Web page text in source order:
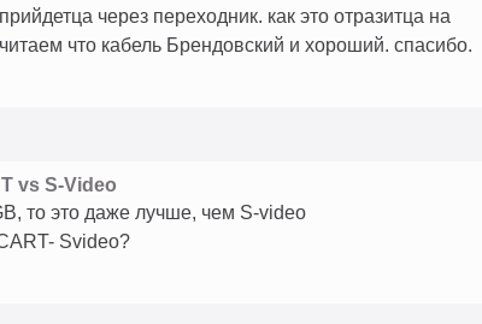
через переходник. как это отразитца на
что кабель Брендовский и хороший. спасибо.
vs S-Video
то это даже лучше, чем S-video
Svideo?